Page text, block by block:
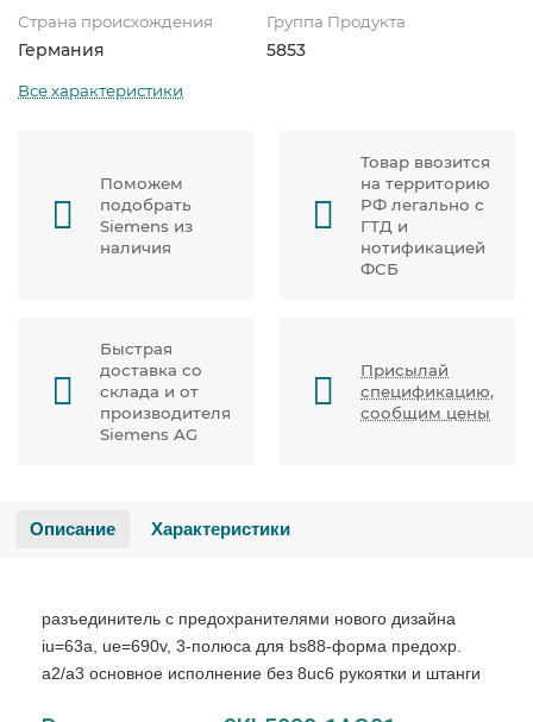
Страна происхождения
Германия
Группа Продукта
5853
Все характеристики
Поможем
подобрать
Siemens из
наличия
Товар ввозится
на территорию
РФ легально с
ГТД и
нотификацией
ФСБ
Быстрая
доставка со
склада и от
производителя
Siemens AG
Присылай
спецификацию,
сообщим цены
Описание Характеристики
разъединитель с предохранителями нового дизайна
iu=63a, ue=690v, 3-полюса для bs88-форма предохр.
a2/a3 основное исполнение без 8uc6 рукоятки и штанги